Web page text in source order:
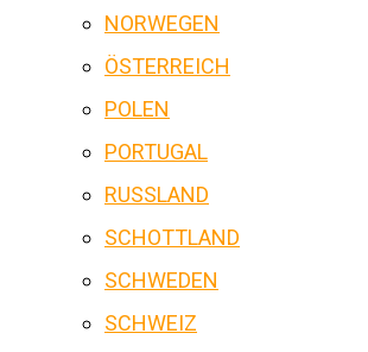
NORWEGEN
ÖSTERREICH
POLEN
PORTUGAL
RUSSLAND
SCHOTTLAND
SCHWEDEN
SCHWEIZ